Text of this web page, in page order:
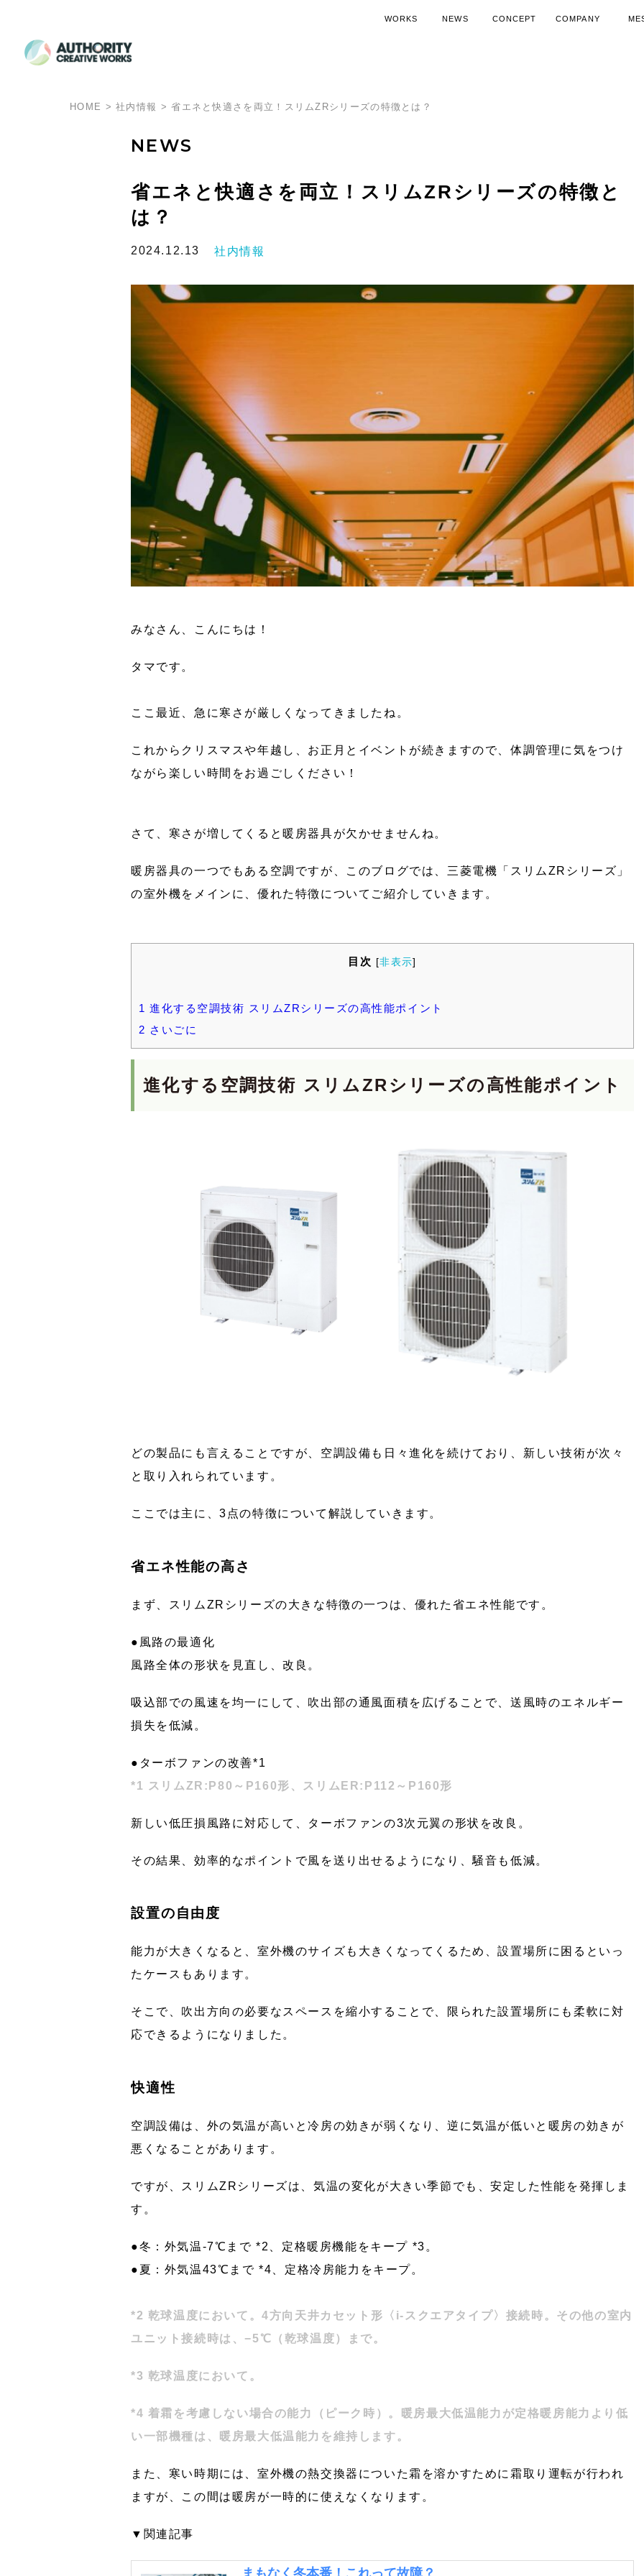
WORKS
NEWS
CONCEPT
COMPANY
HOME >社内情報 >省エネと快適さを両立！スリムZRシリーズの特徴とは？
NEWS
省エネと快適さを両立！スリムZRシリーズの特徴と
は？
2024.12.13 社内情報
みなさん、こんにちは！
タマです。
ここ最近、急に寒さが厳しくなってきましたね。
これからクリスマスや年越し、お正月とイベントが続きますので、体調管理に気をつけ
ながら楽しい時間をお過ごしください！
さて、寒さが増してくると暖房器具が欠かせませんね。
暖房器具の一つでもある空調ですが、このブログでは、三菱電機「スリムZRシリーズ」
の室外機をメインに、優れた特徴についてご紹介していきます。
目次 [非表示]
1 進化する空調技術 スリムZRシリーズの高性能ポイント
2 さいごに
進化する空調技術 スリムZRシリーズの高性能ポイント
どの製品にも言えることですが、空調設備も日々進化を続けており、新しい技術が次々
と取り入れられています。
ここでは主に、3点の特徴について解説していきます。
省エネ性能の高さ
まず、スリムZRシリーズの大きな特徴の一つは、優れた省エネ性能です。
●風路の最適化
風路全体の形状を見直し、改良。
吸込部での風速を均一にして、吹出部の通風面積を広げることで、送風時のエネルギー
損失を低減。
●ターボファンの改善*1
*1 スリムZR:P80～P160形、スリムER:P112～P160形
新しい低圧損風路に対応して、ターボファンの3次元翼の形状を改良。
その結果、効率的なポイントで風を送り出せるようになり、騒音も低減。
設置の自由度
能力が大きくなると、室外機のサイズも大きくなってくるため、設置場所に困るといっ
たケースもあります。
そこで、吹出方向の必要なスペースを縮小することで、限られた設置場所にも柔軟に対
応できるようになりました。
快適性
空調設備は、外の気温が高いと冷房の効きが弱くなり、逆に気温が低いと暖房の効きが
悪くなることがあります。
ですが、スリムZRシリーズは、気温の変化が大きい季節でも、安定した性能を発揮しま
す。
●冬：外気温-7℃まで *2、定格暖房機能をキープ *3。
●夏：外気温43℃まで *4、定格冷房能力をキープ。
*2 乾球温度において。4方向天井カセット形〈i-スクエアタイプ〉接続時。その他の室内
ユニット接続時は、−5℃（乾球温度）まで。
*3 乾球温度において。
*4 着霜を考慮しない場合の能力（ピーク時）。暖房最大低温能力が定格暖房能力より低
い一部機種は、暖房最大低温能力を維持します。
また、寒い時期には、室外機の熱交換器についた霜を溶かすために霜取り運転が行われ
ますが、この間は暖房が一時的に使えなくなります。
▼関連記事
まもなく冬本番！これって故障？